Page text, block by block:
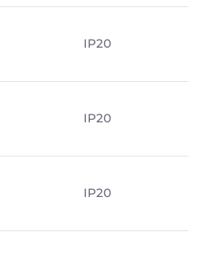
IP20
IP20
IP20